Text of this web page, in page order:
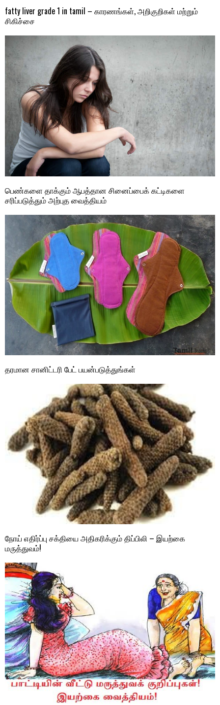
fatty liver grade 1 in tamil – காரணங்கள், அறிகுறிகள் மற்றும்
சிகிச்சை
பெண்களை தாக்கும் ஆபத்தான சினைப்பைக் கட்டிகளை
சரிப்படுத்தும் அற்புத வைத்தியம்
தரமான சானிட்டரி பேட் பயன்படுத்துங்கள்
நோய் எதிர்ப்பு சக்தியை அதிகரிக்கும் திப்பிலி – இயற்கை
மருத்துவம்!